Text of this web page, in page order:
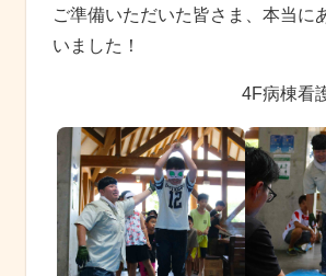
ご準備いただいた皆さま、本当に
いました！
4F病棟看